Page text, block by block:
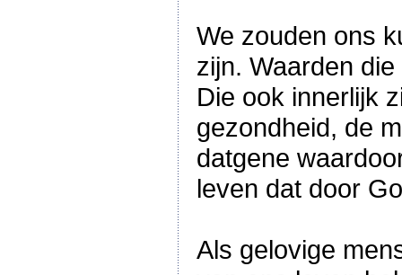
We zouden ons
zijn. Waarden
Die ook innerlijk
gezondheid, de
datgene
leven dat door
Als gelovige